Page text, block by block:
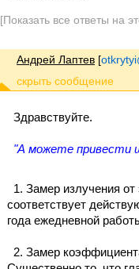
[Показать все ответы на
Андрей Лаптев [
Здравствуйте.
"А можете привести
1. Замер излучения
соответствует
года ежедневной
2. Замер